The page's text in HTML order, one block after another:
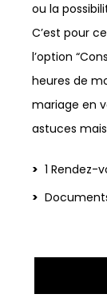
ou la
C’est pour
l’option
heures de
mariage en
astuces
1 Rendez-